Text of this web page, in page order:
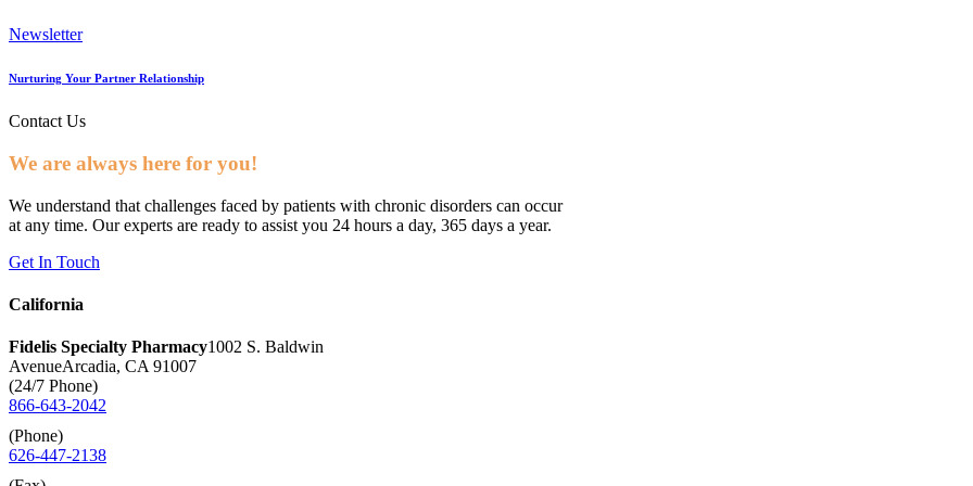
Newsletter
Nurturing Your Partner Relationship
Contact Us
We are always here for you!
We understand that challenges faced by patients with chronic disorders can occur
at any time. Our experts are ready to assist you 24 hours a day, 365 days a year.
Get In Touch
California
Fidelis Specialty Pharmacy1002 S. Baldwin
AvenueArcadia, CA 91007
(24/7 Phone)
866-643-2042
(Phone)
626-447-2138